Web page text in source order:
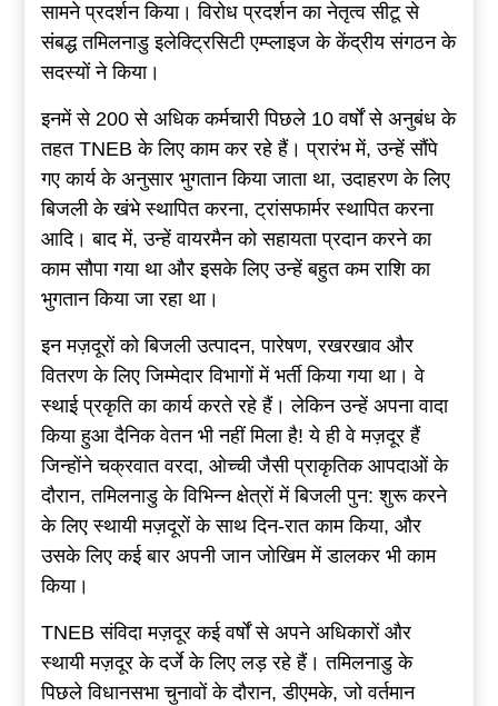
सामने प्रदर्शन किया। विरोध प्रदर्शन का नेतृत्व सीटू से
संबद्ध तमिलनाडु इलेक्ट्रिसिटी एम्प्लाइज के केंद्रीय संगठन के
सदस्यों ने किया।
इनमें से 200 से अधिक कर्मचारी पिछले 10 वर्षों से अनुबंध के
तहत TNEB के लिए काम कर रहे हैं। प्रारंभ में, उन्हें सौंपे
गए कार्य के अनुसार भुगतान किया जाता था, उदाहरण के लिए
बिजली के खंभे स्थापित करना, ट्रांसफार्मर स्थापित करना
आदि। बाद में, उन्हें वायरमैन को सहायता प्रदान करने का
काम सौपा गया था और इसके लिए उन्हें बहुत कम राशि का
भुगतान किया जा रहा था।
इन मज़दूरों को बिजली उत्पादन, पारेषण, रखरखाव और
वितरण के लिए जिम्मेदार विभागों में भर्ती किया गया था। वे
स्थाई प्रकृति का कार्य करते रहे हैं। लेकिन उन्हें अपना वादा
किया हुआ दैनिक वेतन भी नहीं मिला है! ये ही वे मज़दूर हैं
जिन्होंने चक्रवात वरदा, ओच्ची जैसी प्राकृतिक आपदाओं के
दौरान, तमिलनाडु के विभिन्न क्षेत्रों में बिजली पुन: शुरू करने
के लिए स्थायी मज़दूरों के साथ दिन-रात काम किया, और
उसके लिए कई बार अपनी जान जोखिम में डालकर भी काम
किया।
TNEB संविदा मज़दूर कई वर्षों से अपने अधिकारों और
स्थायी मज़दूर के दर्जे के लिए लड़ रहे हैं। तमिलनाडु के
पिछले विधानसभा चुनावों के दौरान, डीएमके, जो वर्तमान